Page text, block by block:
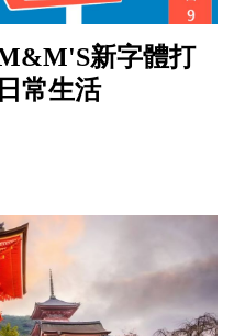
新字體打
常生活